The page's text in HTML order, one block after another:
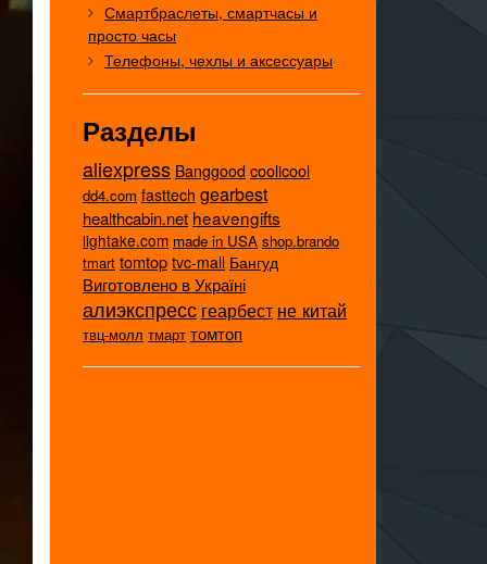
Смартбраслеты, смартчасы и
просто часы
Телефоны, чехлы и аксессуары
Разделы
aliexpress Banggood coolicool
dd4.com fasttech gearbest
healthcabin.net heavengifts
lightake.com made in USA shop.brando
tmart tomtop tvc-mall Бангуд
Виготовлено в Україні
алиэкспресс геарбест не китай
твц-молл тмарт томтоп